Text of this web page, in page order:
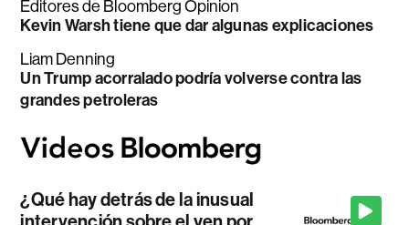
Editores de Bloomberg Opinion
Kevin Warsh tiene que dar algunas explicaciones
Liam Denning
Un Trump acorralado podría volverse contra las
grandes petroleras
¿Qué hay detrás de la inusual